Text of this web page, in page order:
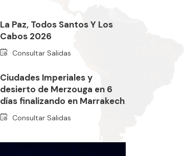
La Paz, Todos Santos Y Los
Cabos 2026
Consultar Salidas
Ciudades Imperiales y
desierto de Merzouga en 6
días finalizando en Marrakech
Consultar Salidas